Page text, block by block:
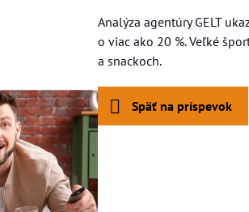
Analýza agentúry GELT
o viac ako 20 %. Veľké
a snackoch.
Späť na príspevok